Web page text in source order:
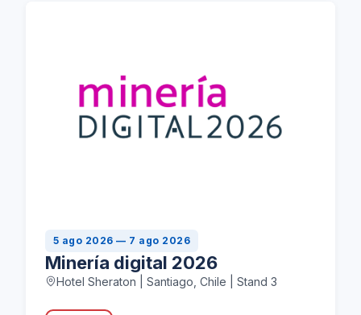
5 ago 2026 — 7 ago 2026
Minería digital 2026
Hotel Sheraton | Santiago, Chile | Stand 3